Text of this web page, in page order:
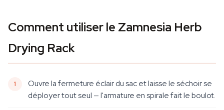
Comment utiliser le Zamnesia Herb
Drying Rack
Ouvre la fermeture éclair du sac et laisse le séchoir se
déployer tout seul — l'armature en spirale fait le boulot.